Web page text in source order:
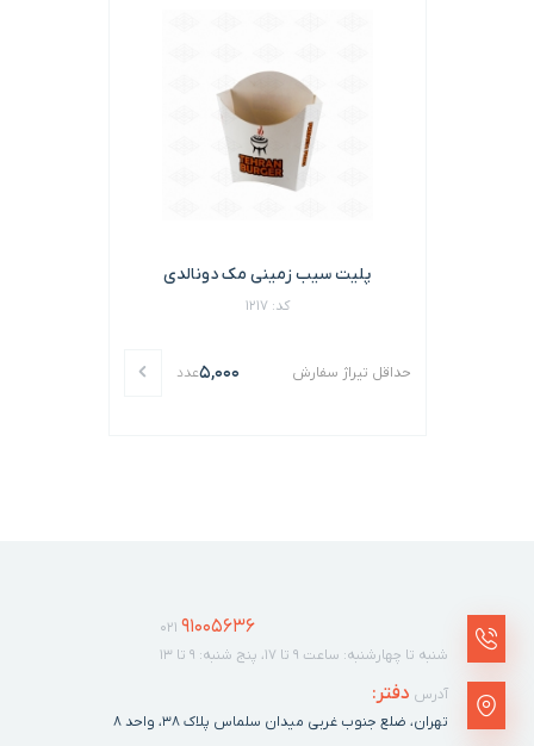
پلیت سیب زمینی مک دونالدی
کد: 1217
حداقل تیراژ سفارش 5,000عدد
021 91005636
شنبه تا چهارشنبه: ساعت ۹ تا ۱۷، پنج شنبه: ۹ تا ۱۳
آدرس دفتر:
تهران، ضلع جنوب غربی میدان سلماس پلاک ٣٨، واحد ۸